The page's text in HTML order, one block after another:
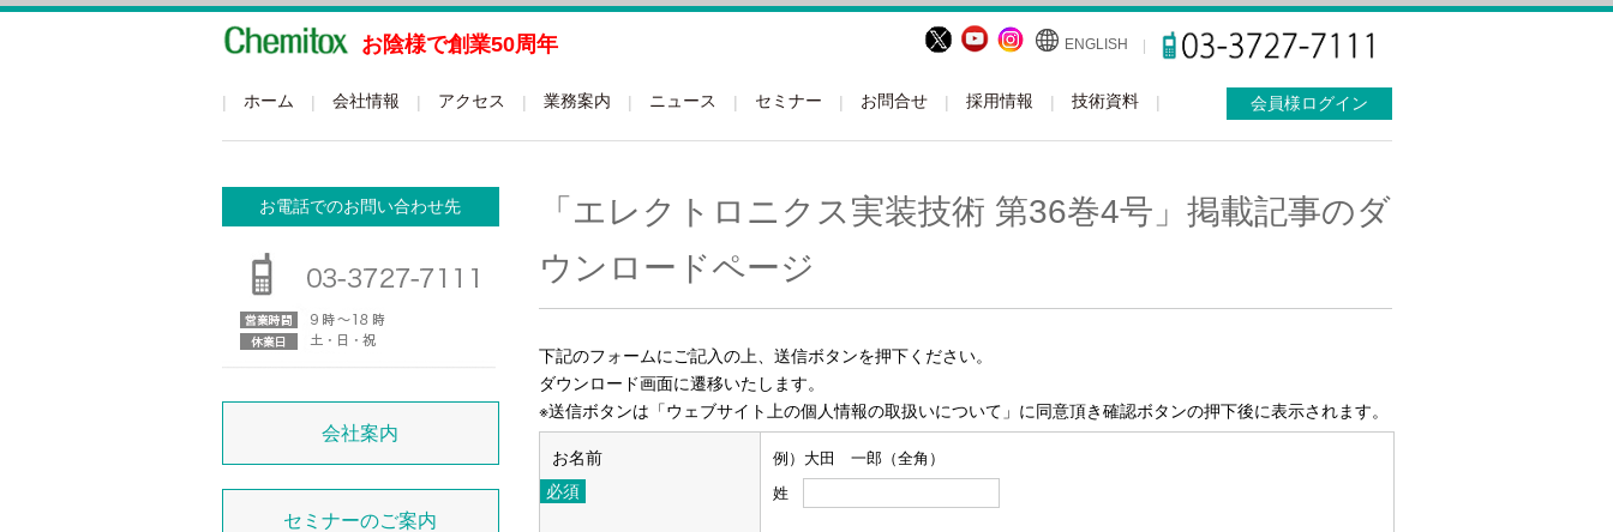
お陰様で創業50周年 ENGLISH
グローバルメニュー
ホーム 会社情報 アクセス 業務案内 ニュース セミナー お問合せ 採用情報 技術資料 会員様ログイン
「エレクトロニクス実装技術 第36巻4号」掲載記事のダ
ウンロードページ
下記のフォームにご記入の上、送信ボタンを押下ください。
ダウンロード画面に遷移いたします。
※送信ボタンは「ウェブサイト上の個人情報の取扱いについて」に同意頂き確認ボタンの押下後に表示されます。
お名前
例）大田 一郎（全角）
姓
お電話でのお問い合わせ先
会社案内
セミナーのご案内